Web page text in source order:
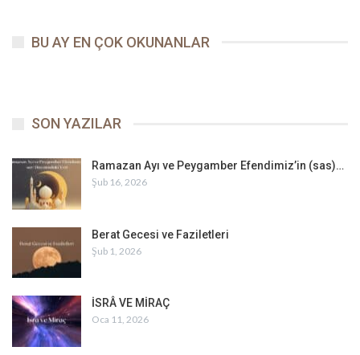
BU AY EN ÇOK OKUNANLAR
SON YAZILAR
Ramazan Ayı ve Peygamber Efendimiz’in (sas)…
Şub 16, 2026
Berat Gecesi ve Faziletleri
Şub 1, 2026
İSRÂ VE MİRAÇ
Oca 11, 2026